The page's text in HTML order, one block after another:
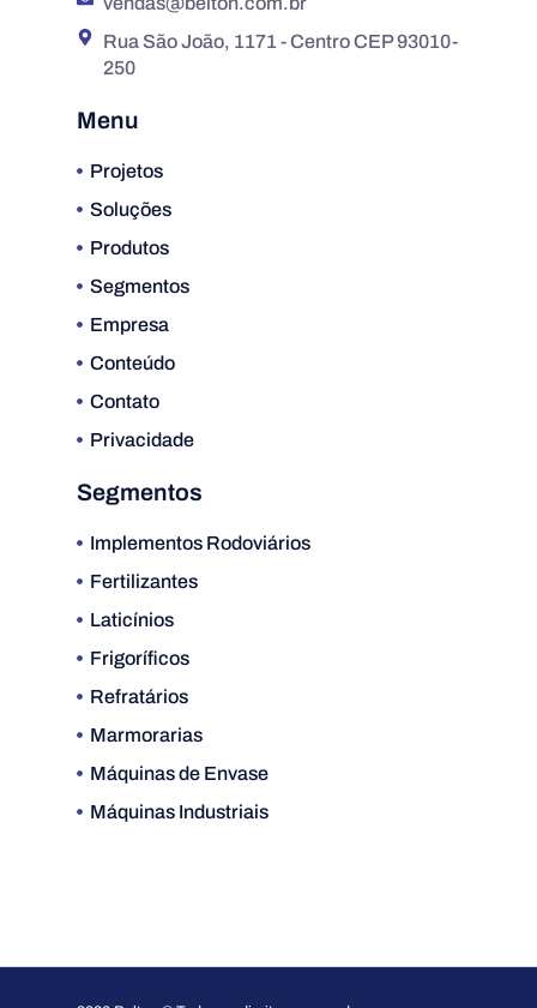
Menu
Projetos
Soluções
Produtos
Segmentos
Empresa
Conteúdo
Contato
Privacidade
Segmentos
Implementos Rodoviários
Fertilizantes
Laticínios
Frigoríficos
Refratários
Marmorarias
Máquinas de Envase
Máquinas Industriais
Rua São João, 1171 - Centro CEP 93010-
250